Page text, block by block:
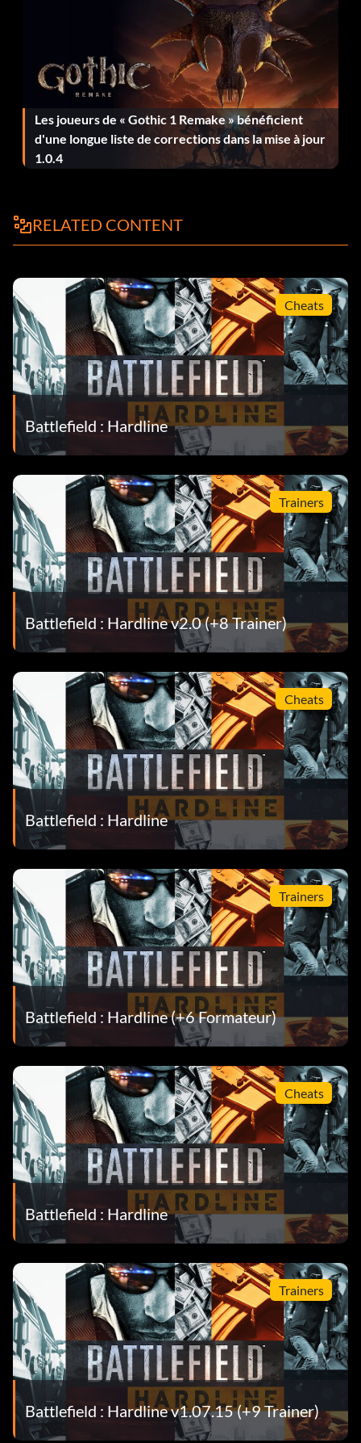
Les joueurs de « Gothic 1 Remake » bénéficient
d'une longue liste de corrections dans la mise à jour
1.0.4
RELATED CONTENT
Cheats
Battlefield : Hardline
Trainers
Battlefield : Hardline v2.0 (+8 Trainer)
Cheats
Battlefield : Hardline
Trainers
Battlefield : Hardline (+6 Formateur)
Cheats
Battlefield : Hardline
Trainers
Battlefield : Hardline v1.07.15 (+9 Trainer)